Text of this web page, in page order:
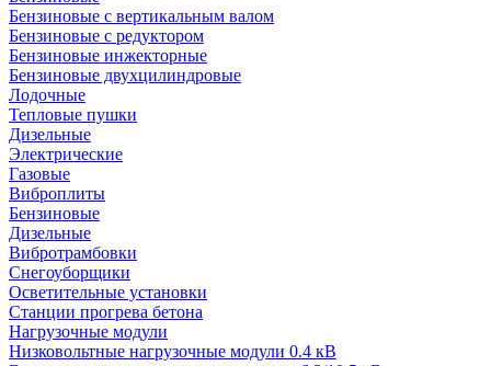
Бензиновые с вертикальным валом
Бензиновые с редуктором
Бензиновые инжекторные
Бензиновые двухцилиндровые
Лодочные
Тепловые пушки
Дизельные
Электрические
Газовые
Виброплиты
Бензиновые
Дизельные
Вибротрамбовки
Снегоуборщики
Осветительные установки
Станции прогрева бетона
Нагрузочные модули
Низковольтные нагрузочные модули 0.4 кВ